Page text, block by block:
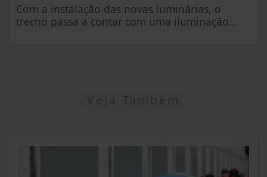
Com a instalação das novas luminárias, o
trecho passa a contar com uma iluminação...